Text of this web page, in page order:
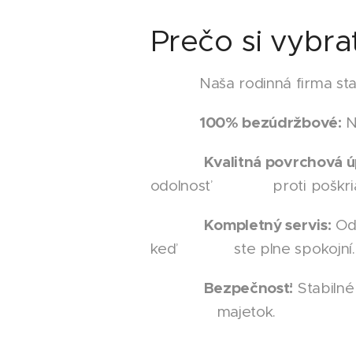
Prečo si
Naša rodinná firma
100% bezúdržbové:
Kvalitná povrchová
odolnosť proti
Kompletný servis:
keď ste plne spokojní.
Bezpečnosť:
majetok.